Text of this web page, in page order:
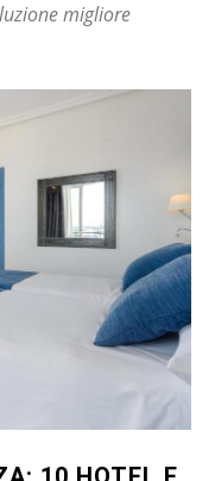
migliore